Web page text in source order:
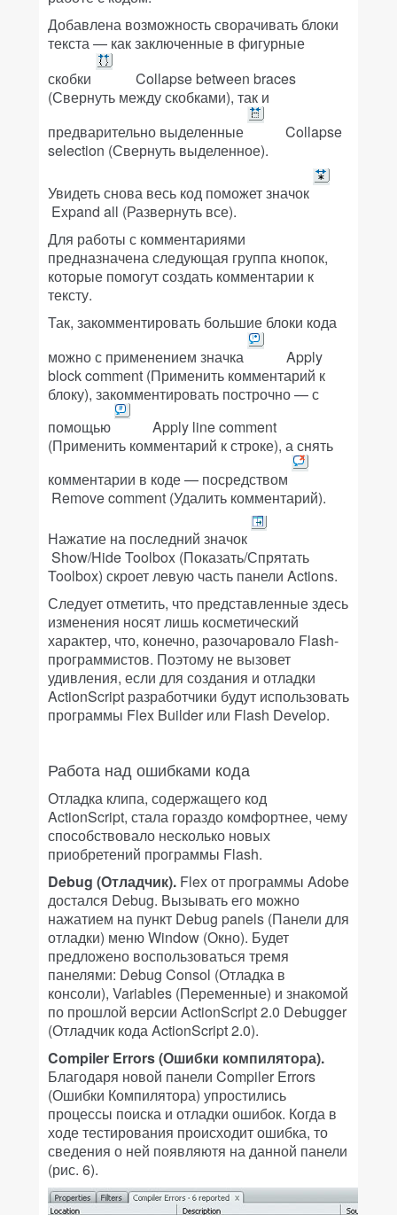
Добавлена возможность сворачивать блоки
текста — как заключенные в фигурные
скобки
Collapse between braces
(Свернуть между скобками), так и
предварительно выделенные
Collapse
selection (Свернуть выделенное).
Увидеть снова весь код поможет значок
Expand all (Развернуть все).
Для работы с комментариями
предназначена следующая группа кнопок,
которые помогут создать комментарии к
тексту.
Так, закомментировать большие блоки кода
можно с применением значка
Apply
block comment (Применить комментарий к
блоку), закомментировать построчно — с
помощью
Apply line comment
(Применить комментарий к строке), а снять
комментарии в коде — посредством
Remove comment (Удалить комментарий).
Нажатие на последний значок
Show/Hide Toolbox (Показать/Спрятать
Toolbox) скроет левую часть панели Actions.
Следует отметить, что представленные здесь
изменения носят лишь косметический
характер, что, конечно, разочаровало Flash-
программистов. Поэтому не вызовет
удивления, если для создания и отладки
ActionScript разработчики будут использовать
программы Flex Builder или Flash Develop.
Работа над ошибками кода
Отладка клипа, содержащего код
ActionScript, стала гораздо комфортнее, чему
способствовало несколько новых
приобретений программы Flash.
Debug (Отладчик). Flex от программы Adobe
достался Debug. Вызывать его можно
нажатием на пункт Debug panels (Панели для
отладки) меню Window (Окно). Будет
предложено воспользоваться тремя
панелями: Debug Consol (Отладка в
консоли), Variables (Переменные) и знакомой
по прошлой версии ActionScript 2.0 Debugger
(Отладчик кода ActionScript 2.0).
Compiler Errors (Ошибки компилятора).
Благодаря новой панели Compiler Errors
(Ошибки Компилятора) упростились
процессы поиска и отладки ошибок. Когда в
ходе тестирования происходит ошибка, то
сведения о ней появляютя на данной панели
(рис. 6).